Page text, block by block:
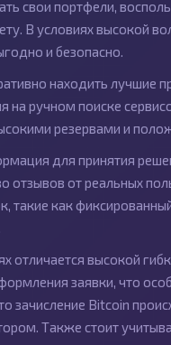
свои портфели,
В условиях высокой
и безопасно.
находить лучшие
ручном поиске
резервами и
для принятия
от реальных
такие как
отличается высокой
заявки, что
Bitcoin
Также стоит